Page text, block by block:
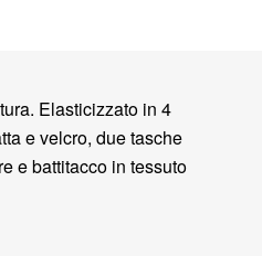
Elasticizzato in 4
e velcro, due tasche
e battitacco in tessuto